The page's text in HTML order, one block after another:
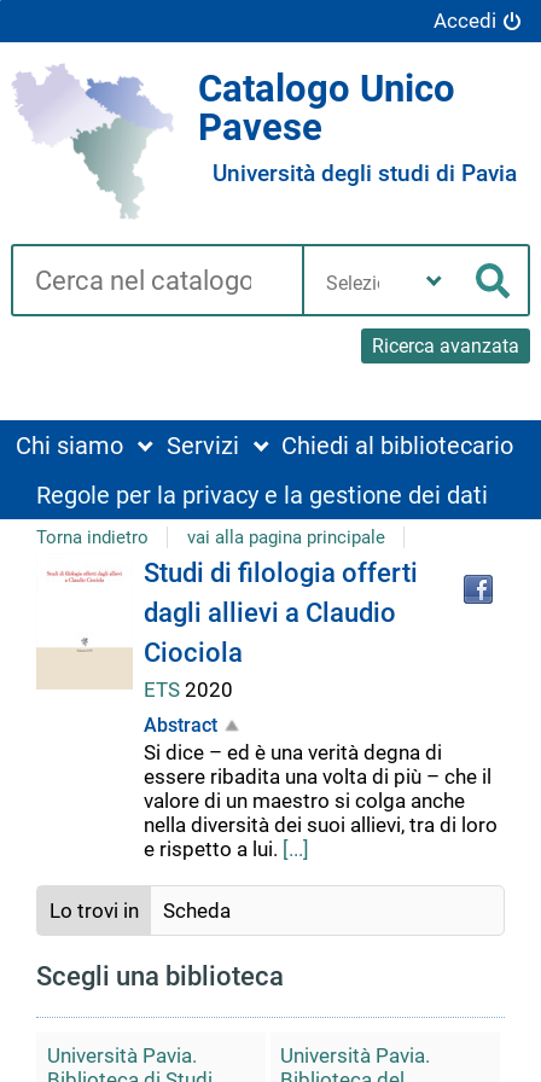
Accedi
Catalogo Unico
Pavese
Università degli studi di Pavia
Cerca su "Catalogo"
Ricerca avanzata
biblioteca
Chi siamo Servizi
Chiedi al bibliotecario
Regole per la privacy e la gestione dei dati
Torna indietro vai alla pagina principale
Dettaglio
del
documento
Studi di filologia offerti
dagli allievi a Claudio
Ciociola
ETS 2020
Abstract
Si dice – ed è una verità degna di
essere ribadita una volta di più – che il
valore di un maestro si colga anche
nella diversità dei suoi allievi, tra di loro
e rispetto a lui. [...]
Lo trovi in Scheda
Scegli una biblioteca
Università Pavia.
Università Pavia.